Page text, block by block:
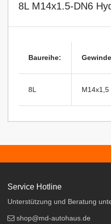
8L M14x1.5-DN6
Baureihe:
8L M14x1,5
Service Hotline
Unterstützung und Beratung
shop@md-autohaus.de